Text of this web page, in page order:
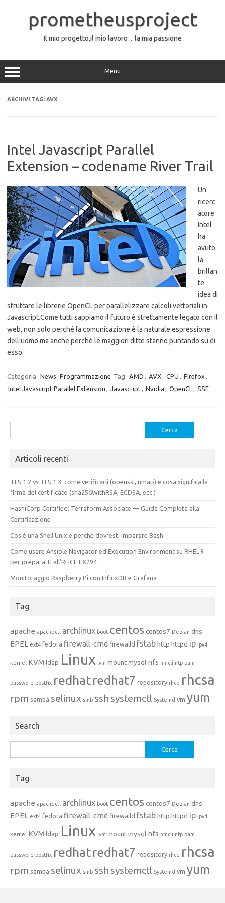
contenutoprometheusproject
Il mio progetto,il mio lavoro…la mia passione
Menu
ARCHIVI TAG: AVX
Intel Javascript Parallel
Extension – codename River Trail
Un
ricerc
atore
Intel
ha
avuto
la
brillan
te
idea di
sfruttare le librerie OpenCL per parallelizzare calcoli vettoriali in
Javascript.Come tutti sappiamo il futuro è strettamente legato con il
web, non solo perché la comunicazione è la naturale espressione
dell’uomo ma anche perché le maggiori ditte stanno puntando su di
esso.
Categoria: News Programmazione Tag: AMD , AVX, CPU , Firefox ,
Intel Javascript Parallel Extension , Javascript, Nvidia , OpenCL , SSE
per:
Articoli recenti
TLS 1.2 vs TLS 1.3: come verificarli (openssl, nmap) e cosa significa la
firma del certificato (sha256WithRSA, ECDSA, ecc.)
HashiCorp Certified: Terraform Associate — Guida Completa alla
Certificazione
Cos’è una Shell Unix e perché dovresti imparare Bash
Come usare Ansible Navigator ed Execution Environment su RHEL 9
per prepararti all’RHCE EX294
Monitoraggio Raspberry Pi con InfluxDB e Grafana
Tag
apache apachectl archlinux boot centoscentos7 Debian dns
EPEL ext4 fedora firewall-cmd firewalld fstabhttp httpd ip ipv4
kernel KVM ldap Linux lvm mountmysql nfs nmcli ntp pam
password postfix redhatredhat7 repository rhce rhcsa
rpm samba selinux smb ssh systemctl Systemd vm yum
Search
per:
Tag
apache apachectl archlinux boot centoscentos7 Debian dns
EPEL ext4 fedora firewall-cmd firewalld fstabhttp httpd ip ipv4
kernel KVM ldap Linux lvm mountmysql nfs nmcli ntp pam
password postfix redhatredhat7 repository rhce rhcsa
rpm samba selinux smb ssh systemctl Systemd vm yum